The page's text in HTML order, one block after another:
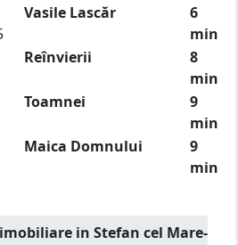
Vasile Lascăr
6
min
Reînvierii
8
min
Toamnei
9
min
Maica Domnului
9
min
in Stefan cel Mare-